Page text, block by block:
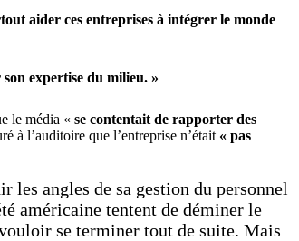
aider ces entreprises à intégrer le monde
expertise du milieu. »
le média « se contentait de rapporter des
à l’auditoire que l’entreprise n’était « pas
les angles de sa gestion du personnel
américaine tentent de déminer le
se terminer tout de suite. Mais